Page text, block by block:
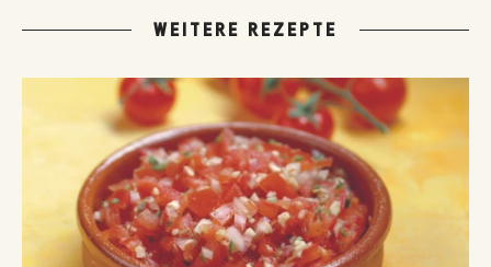
WEITERE REZEPTE